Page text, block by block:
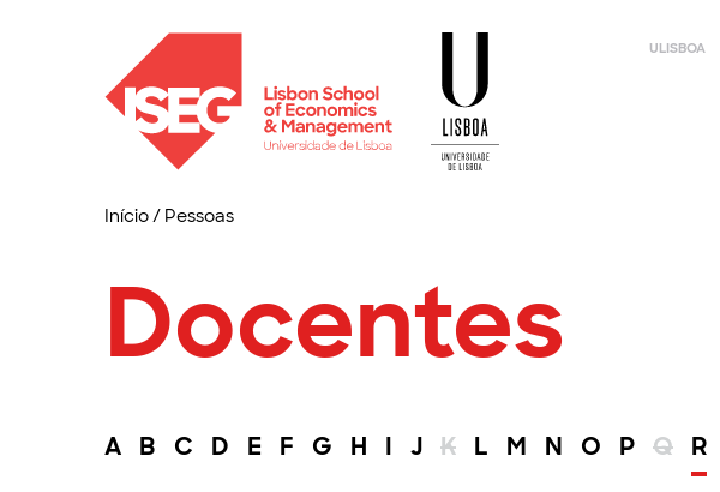
ULISBOA
Início/ Pessoas
Docentes
A B C D E F G H I J K L M N O P Q R